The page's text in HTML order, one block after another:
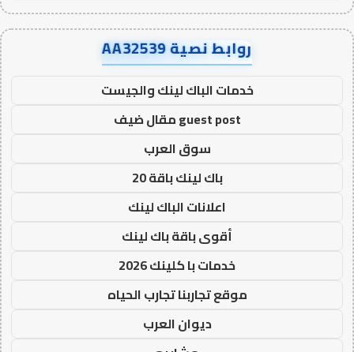
روابط نصية AA32539
خدمات الباك لينك والجيست
guest post مقال ضيف
سوق العرب
باك لينك باقة 20
اعلانات الباك لينك
أقوى باقة باك لينك
خدمات با كلينك 2026
موقع تجاربنا تجارب الحياه
ديوان العرب